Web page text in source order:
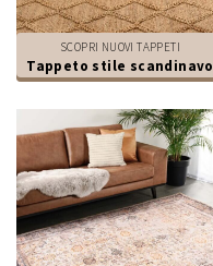
SCOPRI NUOVI TAPPETI
Tappeto stile scandinavo